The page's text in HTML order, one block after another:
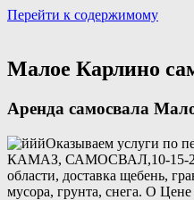
Перейти к содержимому
Малое Карлино
Аренда самосвала
Оказываем услуги по
КАМАЗ, САМОСВАЛ,10-15-
области, доставка щебень,
мусора, грунта, снега. О Цене